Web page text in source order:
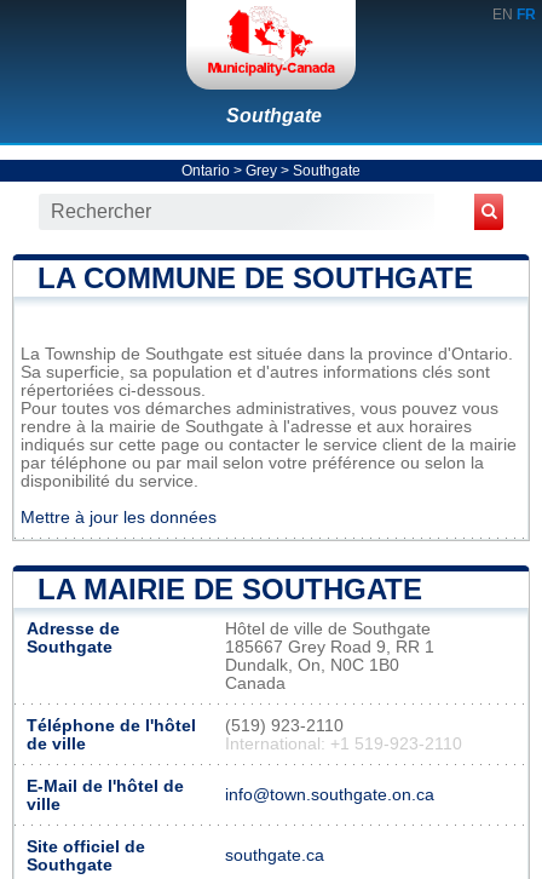
EN FR
Southgate
Ontario > Grey > Southgate
LA COMMUNE DE SOUTHGATE
La Township de Southgate est située dans la province d'Ontario.
Sa superficie, sa population et d'autres informations clés sont
répertoriées ci-dessous.
Pour toutes vos démarches administratives, vous pouvez vous
rendre à la mairie de Southgate à l'adresse et aux horaires
indiqués sur cette page ou contacter le service client de la mairie
par téléphone ou par mail selon votre préférence ou selon la
disponibilité du service.
Mettre à jour les données
LA MAIRIE DE SOUTHGATE
Adresse de
Southgate
Hôtel de ville de Southgate
185667 Grey Road 9, RR 1
Dundalk, On, N0C 1B0
Canada
Téléphone de l'hôtel
de ville
(519) 923-2110
International: +1 519-923-2110
E-Mail de l'hôtel de
ville
info@town.southgate.on.ca
Site officiel de
Southgate
southgate.ca